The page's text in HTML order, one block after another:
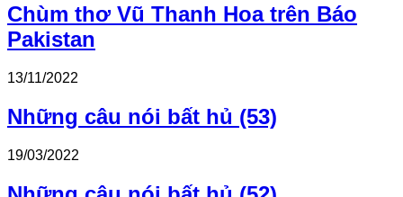
Chùm thơ Vũ Thanh Hoa trên Báo
Pakistan
13/11/2022
Những câu nói bất hủ (53)
19/03/2022